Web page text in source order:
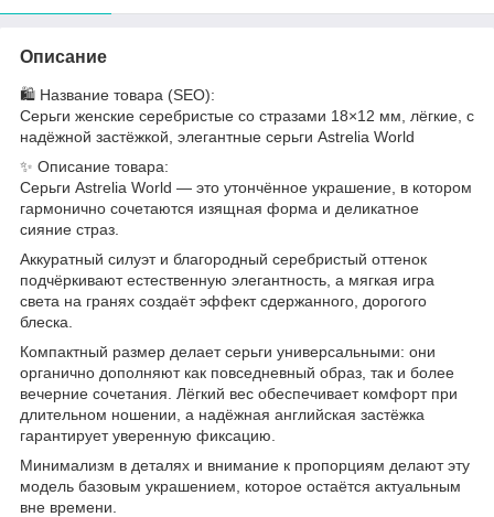
Описание
🛍️ Название товара (SEO):
Серьги женские серебристые со стразами 18×12 мм, лёгкие, с
надёжной застёжкой, элегантные серьги Astrelia World
✨ Описание товара:
Серьги Astrelia World — это утончённое украшение, в котором
гармонично сочетаются изящная форма и деликатное
сияние страз.
Аккуратный силуэт и благородный серебристый оттенок
подчёркивают естественную элегантность, а мягкая игра
света на гранях создаёт эффект сдержанного, дорогого
блеска.
Компактный размер делает серьги универсальными: они
органично дополняют как повседневный образ, так и более
вечерние сочетания. Лёгкий вес обеспечивает комфорт при
длительном ношении, а надёжная английская застёжка
гарантирует уверенную фиксацию.
Минимализм в деталях и внимание к пропорциям делают эту
модель базовым украшением, которое остаётся актуальным
вне времени.